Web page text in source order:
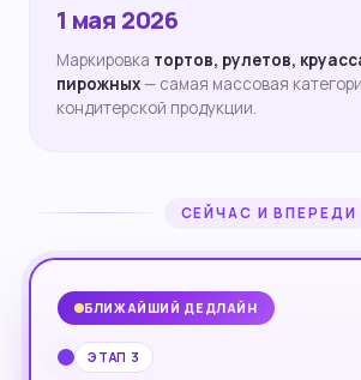
1 мая 2026
Маркировка тортов, рулетов,
пирожных— самая массовая
кондитерской продукции.
СЕЙЧАС И ВПЕРЕДИ
БЛИЖАЙШИЙ ДЕДЛАЙН
ЭТАП 3